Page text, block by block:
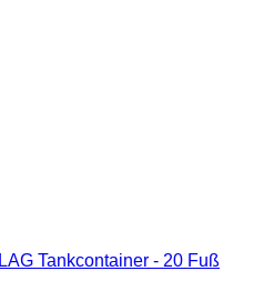
LAG Tankcontainer - 20 Fuß